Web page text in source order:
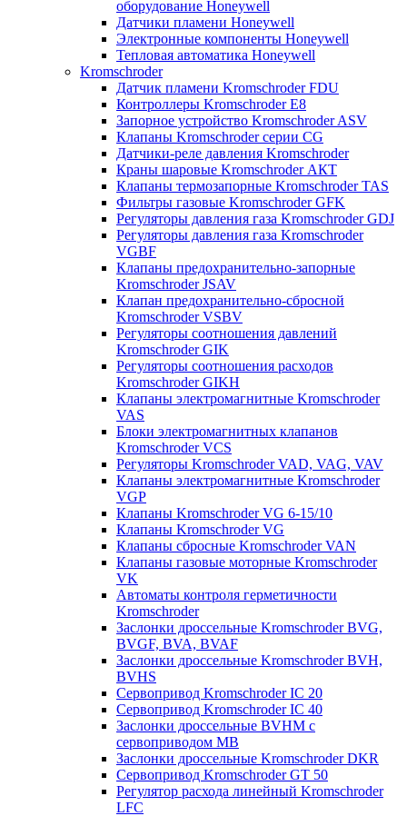
оборудование Honeywell
Датчики пламени Honeywell
Электронные компоненты Honeywell
Тепловая автоматика Honeywell
Kromschroder
Датчик пламени Kromschroder FDU
Контроллеры Kromschroder E8
Запорное устройство Kromschroder ASV
Клапаны Kromschroder серии CG
Датчики-реле давления Kromschroder
Краны шаровые Kromschroder АКТ
Клапаны термозапорные Kromschroder TAS
Фильтры газовые Kromschroder GFK
Регуляторы давления газа Kromschroder GDJ
Регуляторы давления газа Kromschroder
VGBF
Клапаны предохранительно-запорные
Kromschroder JSAV
Клапан предохранительно-сбросной
Kromschroder VSBV
Регуляторы соотношения давлений
Kromschroder GIK
Регуляторы соотношения расходов
Kromschroder GIKH
Клапаны электромагнитные Kromschroder
VAS
Блоки электромагнитных клапанов
Kromschroder VCS
Регуляторы Kromschroder VAD, VAG, VAV
Клапаны электромагнитные Kromschroder
VGP
Клапаны Kromschroder VG 6-15/10
Клапаны Kromschroder VG
Клапаны сбросные Kromschroder VAN
Клапаны газовые моторные Kromschroder
VK
Автоматы контроля герметичности
Kromschroder
Заслонки дроссельные Kromschroder BVG,
BVGF, BVA, BVAF
Заслонки дроссельные Kromschroder BVH,
BVHS
Сервопривод Kromschroder IC 20
Сервопривод Kromschroder IC 40
Заслонки дроссельные BVHM с
сервоприводом МВ
Заслонки дроссельные Kromschroder DKR
Cервопривод Kromschroder GT 50
Регулятор расхода линейный Kromschroder
LFC